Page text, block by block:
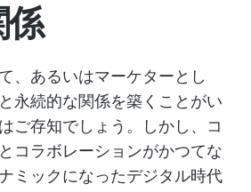
係
、あるいはマーケターとし
永続的な関係を築くことがい
ご存知でしょう。しかし、コ
コラボレーションがかつてな
ミックになったデジタル時代